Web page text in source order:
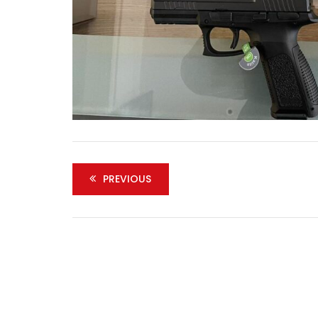
PREVIOUS